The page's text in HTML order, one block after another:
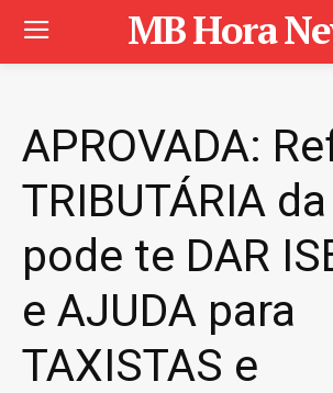
MB Hora
APROVADA:
TRIBUTÁRIA
pode te DAR
e AJUDA para
TAXISTAS e